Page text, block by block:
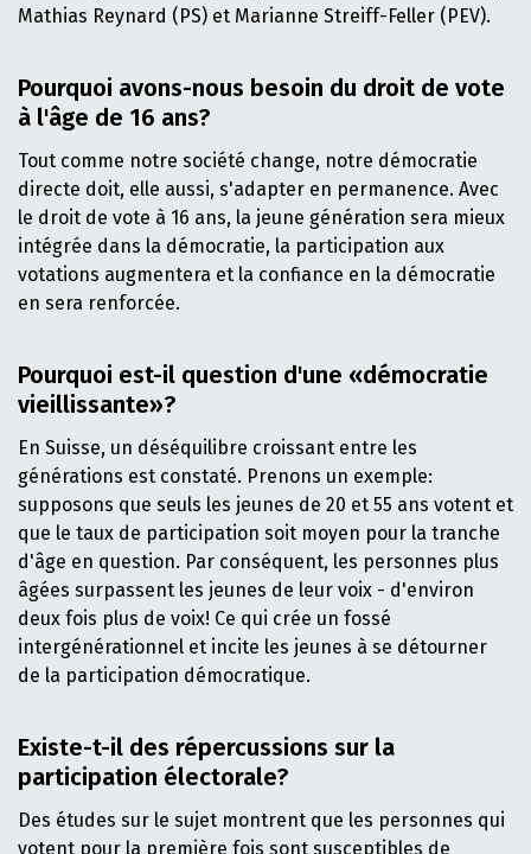
Mathias Reynard (PS) et Marianne Streiff-Feller (PEV).
Pourquoi avons-nous besoin du droit de vote
à l'âge de 16 ans?
Tout comme notre société change, notre démocratie
directe doit, elle aussi, s'adapter en permanence. Avec
le droit de vote à 16 ans, la jeune génération sera mieux
intégrée dans la démocratie, la participation aux
votations augmentera et la confiance en la démocratie
en sera renforcée.
Pourquoi est-il question d'une «démocratie
vieillissante»?
En Suisse, un déséquilibre croissant entre les
générations est constaté. Prenons un exemple:
supposons que seuls les jeunes de 20 et 55 ans votent et
que le taux de participation soit moyen pour la tranche
d'âge en question. Par conséquent, les personnes plus
âgées surpassent les jeunes de leur voix - d'environ
deux fois plus de voix! Ce qui crée un fossé
intergénérationnel et incite les jeunes à se détourner
de la participation démocratique.
Existe-t-il des répercussions sur la
participation électorale?
Des études sur le sujet montrent que les personnes qui
votent pour la première fois sont susceptibles de